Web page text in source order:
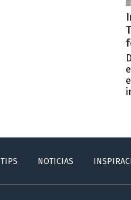
TIPS NOTICIAS